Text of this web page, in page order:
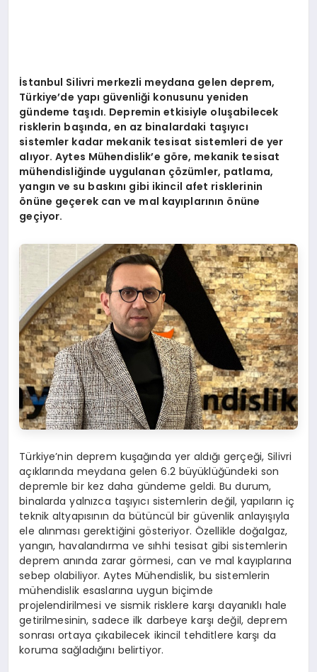
İstanbul Silivri merkezli meydana gelen deprem,
Türkiye’de yapı güvenliği konusunu yeniden
gündeme taşıdı. Depremin etkisiyle oluşabilecek
risklerin başında, en az binalardaki taşıyıcı
sistemler kadar mekanik tesisat sistemleri de yer
alıyor. Aytes Mühendislik’e göre, mekanik tesisat
mühendisliğinde uygulanan çözümler, patlama,
yangın ve su baskını gibi ikincil afet risklerinin
önüne geçerek can ve mal kayıplarının önüne
geçiyor.
Türkiye’nin deprem kuşağında yer aldığı gerçeği, Silivri
açıklarında meydana gelen 6.2 büyüklüğündeki son
depremle bir kez daha gündeme geldi. Bu durum,
binalarda yalnızca taşıyıcı sistemlerin değil, yapıların iç
teknik altyapısının da bütüncül bir güvenlik anlayışıyla
ele alınması gerektiğini gösteriyor. Özellikle doğalgaz,
yangın, havalandırma ve sıhhi tesisat gibi sistemlerin
deprem anında zarar görmesi, can ve mal kayıplarına
sebep olabiliyor. Aytes Mühendislik, bu sistemlerin
mühendislik esaslarına uygun biçimde
projelendirilmesi ve sismik risklere karşı dayanıklı hale
getirilmesinin, sadece ilk darbeye karşı değil, deprem
sonrası ortaya çıkabilecek ikincil tehditlere karşı da
koruma sağladığını belirtiyor.